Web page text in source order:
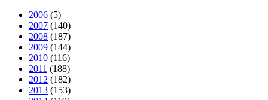
2006 (5)
2007 (140)
2008 (187)
2009 (144)
2010 (116)
2011 (188)
2012 (182)
2013 (153)